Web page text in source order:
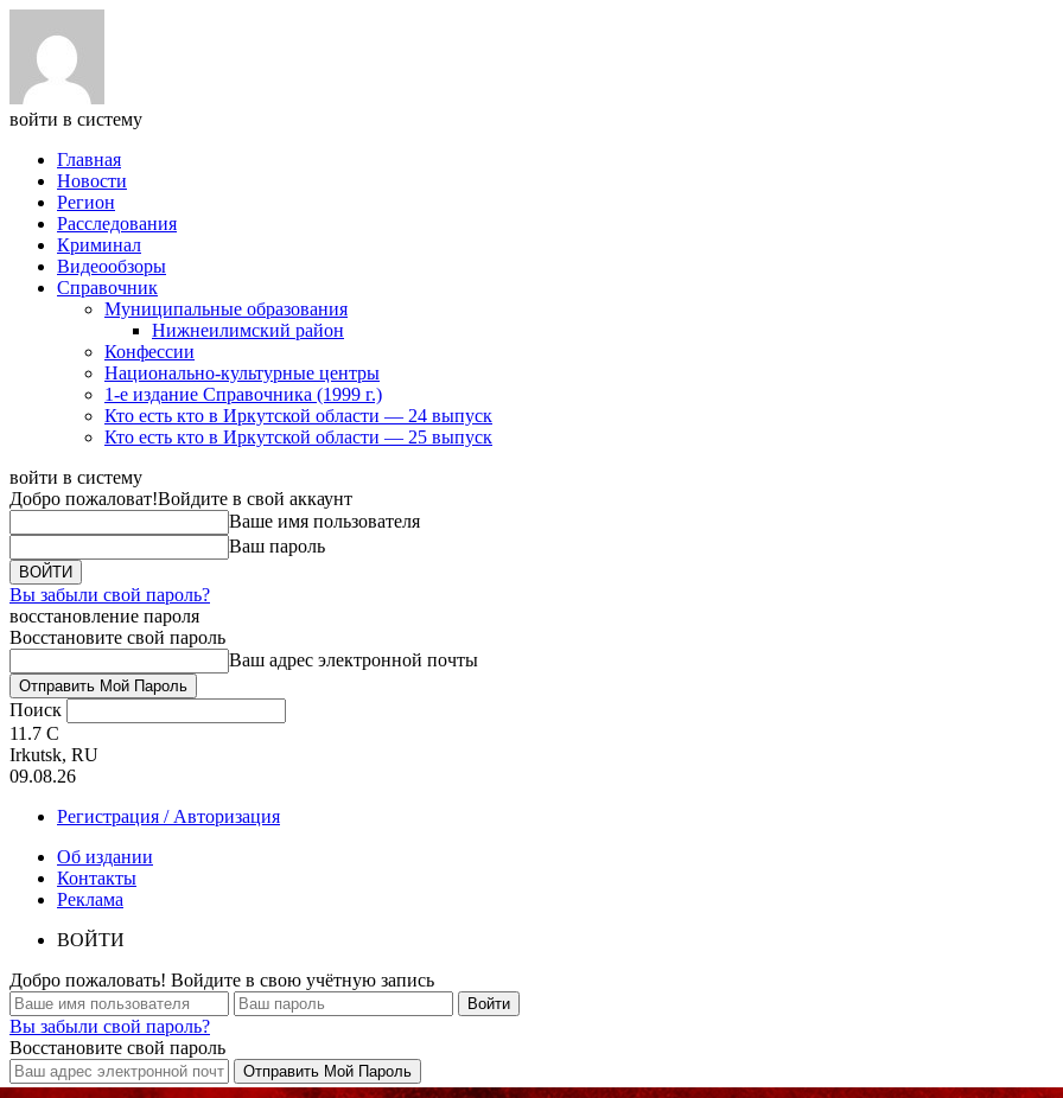
войти в систему
Главная
Новости
Регион
Расследования
Криминал
Видеообзоры
Справочник
Муниципальные образования
Нижнеилимский район
Конфессии
Национально-культурные центры
1-е издание Справочника (1999 г.)
Кто есть кто в Иркутской области — 24 выпуск
Кто есть кто в Иркутской области — 25 выпуск
войти в систему
Добро пожаловат!Войдите в свой аккаунт
Ваше имя пользователя
Ваш пароль
Вы забыли свой пароль?
восстановление пароля
Восстановите свой пароль
Ваш адрес электронной почты
Поиск
11.7 C
Irkutsk, RU
09.08.26
Регистрация / Авторизация
Об издании
Контакты
Реклама
ВОЙТИ
Добро пожаловать! Войдите в свою учётную запись
Вы забыли свой пароль?
Восстановите свой пароль
Кто есть кто в Байкальском регионе